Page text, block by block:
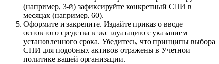
(например, 3-й) зафиксируйте конкретный СПИ в
месяцах (например, 60).
Оформите и закрепите. Издайте приказ о вводе
основного средства в эксплуатацию с указанием
установленного срока. Убедитесь, что принципы выбора
СПИ для подобных активов отражены в Учетной
политике вашей организации.